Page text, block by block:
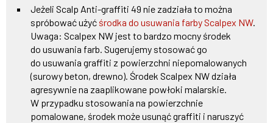
Jeżeli Scalp Anti-graffiti 49 nie zadziała to można
spróbować użyć środka do usuwania farby Scalpex NW.
Uwaga: Scalpex NW jest to bardzo mocny środek
do usuwania farb. Sugerujemy stosować go
do usuwania graffiti z powierzchni niepomalowanych
(surowy beton, drewno). Środek Scalpex NW działa
agresywnie na zaaplikowane powłoki malarskie.
W przypadku stosowania na powierzchnie
pomalowane, środek może usunąć graffiti i naruszyć